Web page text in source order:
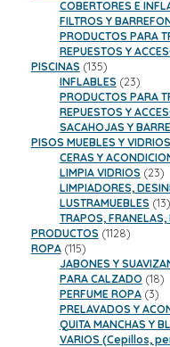
COBERTORES E
FILTROS Y
PRODUCTOS PARA
REPUESTOS Y
PISCINAS 135135
productos
INFLABLES 2323
PRODUCTOS PARA
REPUESTOS Y
SACAHOJAS Y
PISOS MUEBLES Y VIDRIOS
CERAS Y
LIMPIA VIDRIOS 2323
LIMPIADORES,
LUSTRAMUEBLES 1313
TRAPOS, FRANELAS,
PRODUCTOS 11281128
ROPA 115115
productos
JABONES Y
PARA CALZADO 1818
PERFUME ROPA 33
PRELAVADOS Y
QUITA MANCHAS Y
VARIOS (Cepillos,